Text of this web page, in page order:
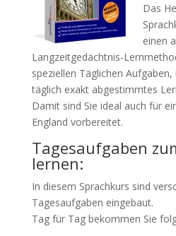
Das
einen
Langzeitgedächtnis-
speziellen Täglichen
täglich exakt abgestimmtes
Damit sind Sie ideal auch für
England vorbereitet.
Tagesaufgaben
lernen:
In diesem Sprachkurs sind
Tagesaufgaben eingebaut.
Tag für Tag bekommen Sie